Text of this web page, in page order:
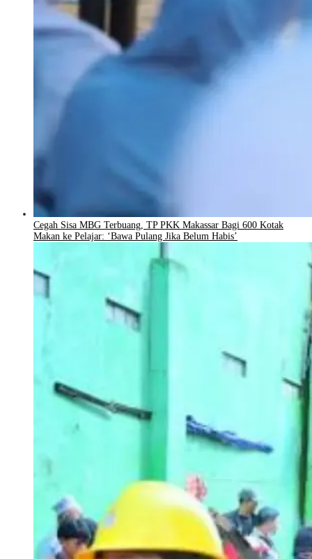
Cegah Sisa MBG Terbuang, TP PKK Makassar Bagi 600 Kotak
Makan ke Pelajar: ‘Bawa Pulang Jika Belum Habis’